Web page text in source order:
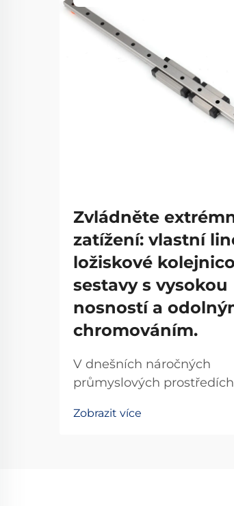
Zvládněte
zatížení: vlastní
ložiskové
sestavy s vysokou
nosností a
chromováním.
V dnešních náročných
průmyslových
lineárního pohybu, která
Zobrazit více